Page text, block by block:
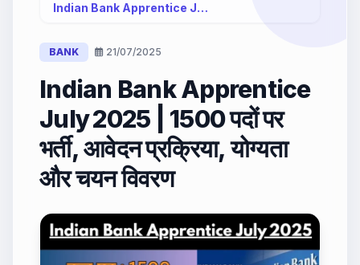
Indian Bank Apprentice July 2025 |...
BANK 21/07/2025
Indian Bank Apprentice
July 2025 | 1500 पदों पर
भर्ती, आवेदन प्रक्रिया, योग्यता
और चयन विवरण